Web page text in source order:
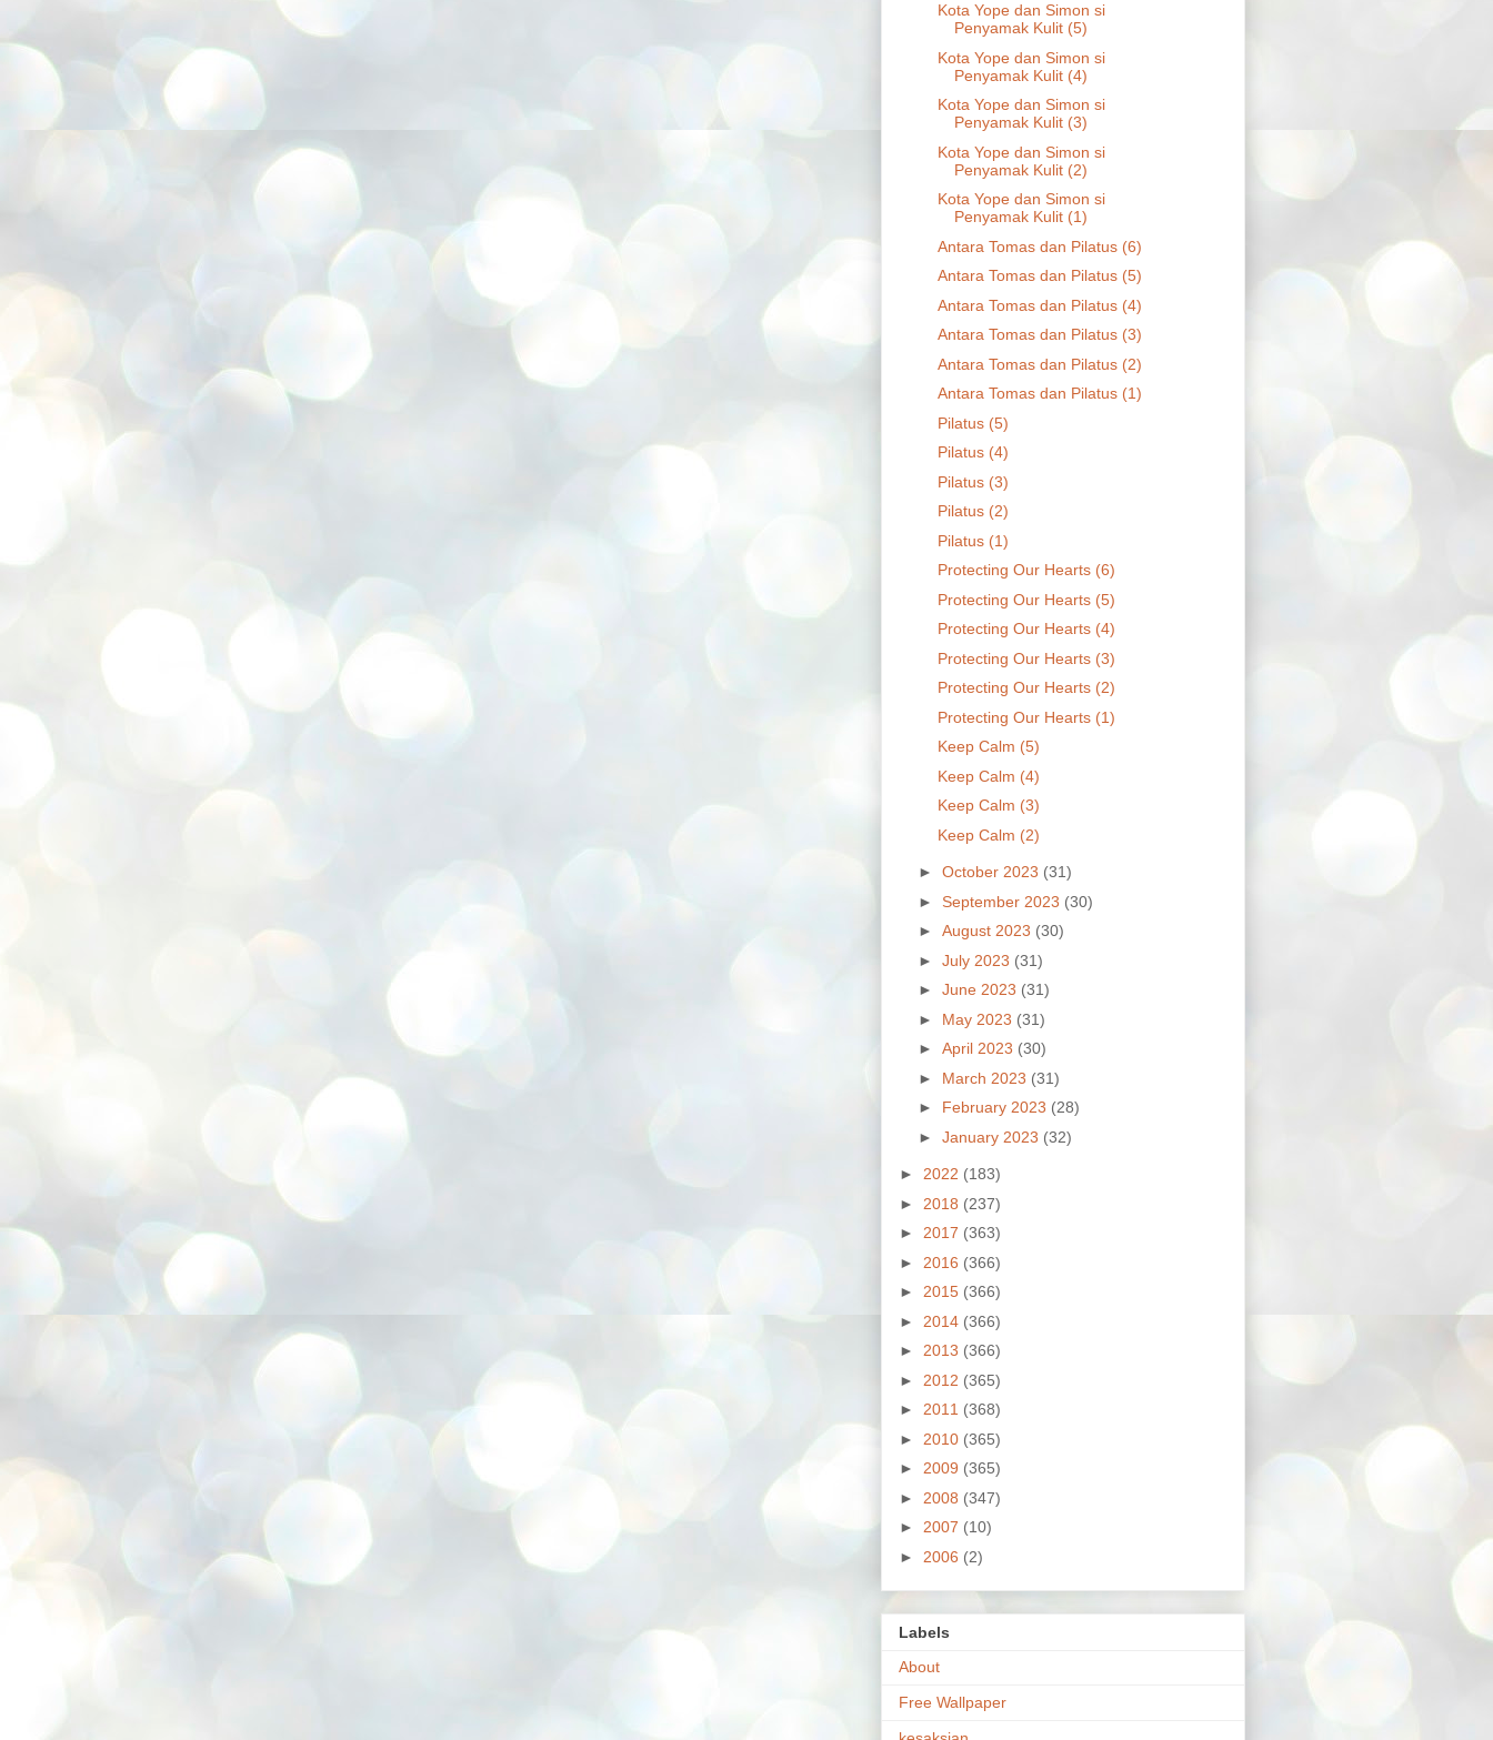
Kota Yope dan Simon si
Penyamak Kulit (5)
Kota Yope dan Simon si
Penyamak Kulit (4)
Kota Yope dan Simon si
Penyamak Kulit (3)
Kota Yope dan Simon si
Penyamak Kulit (2)
Kota Yope dan Simon si
Penyamak Kulit (1)
Antara Tomas dan Pilatus (6)
Antara Tomas dan Pilatus (5)
Antara Tomas dan Pilatus (4)
Antara Tomas dan Pilatus (3)
Antara Tomas dan Pilatus (2)
Antara Tomas dan Pilatus (1)
Pilatus (5)
Pilatus (4)
Pilatus (3)
Pilatus (2)
Pilatus (1)
Protecting Our Hearts (6)
Protecting Our Hearts (5)
Protecting Our Hearts (4)
Protecting Our Hearts (3)
Protecting Our Hearts (2)
Protecting Our Hearts (1)
Keep Calm (5)
Keep Calm (4)
Keep Calm (3)
Keep Calm (2)
► October 2023 (31)
► September 2023 (30)
► August 2023 (30)
► July 2023 (31)
► June 2023 (31)
► May 2023 (31)
► April 2023 (30)
► March 2023 (31)
► February 2023 (28)
► January 2023 (32)
► 2022 (183)
► 2018 (237)
► 2017 (363)
► 2016 (366)
► 2015 (366)
► 2014 (366)
► 2013 (366)
► 2012 (365)
► 2011 (368)
► 2010 (365)
► 2009 (365)
► 2008 (347)
► 2007 (10)
► 2006 (2)
Labels
About
Free Wallpaper